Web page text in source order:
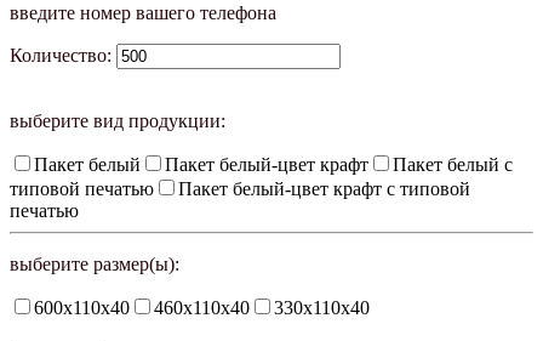
введите номер вашего телефона
Количество:
выберите вид продукции:
Пакет белый Пакет белый-цвет крафт
Пакет белый с
типовой печатью
Пакет белый-цвет крафт с типовой
печатью
выберите размер(ы):
600х110х40 460х110х40 330х110х40